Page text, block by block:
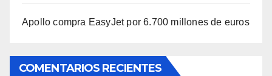
Apollo compra EasyJet por 6.700 millones de euros
COMENTARIOS RECIENTES